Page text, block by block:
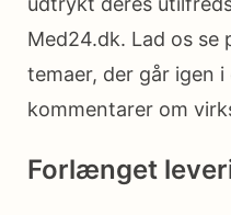
Med24.dk. Lad os
temaer, der går igen
kommentarer om
Forlænget